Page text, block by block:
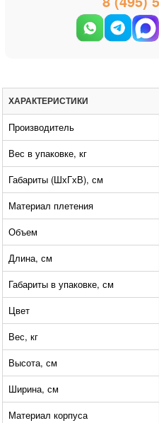
ХАРАКТЕРИСТИКИ
Производитель
Вес в упаковке, кг
Габариты (ШхГхВ), см
Материал плетения
Объем
Длина, см
Габариты в упаковке, см
Цвет
Вес, кг
Высота, см
Ширина, см
Материал корпуса